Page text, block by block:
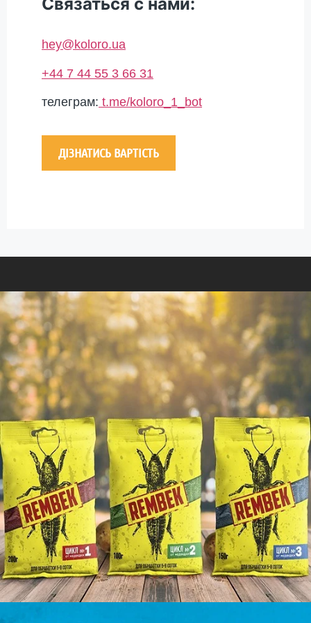
hey@koloro.ua
+44 7 44 55 3 66 31
телеграм: t.me/koloro_1_bot
ДІЗНАТИСЬ ВАРТІСТЬ